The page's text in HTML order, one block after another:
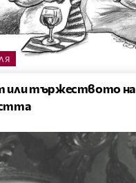
или тържеството на